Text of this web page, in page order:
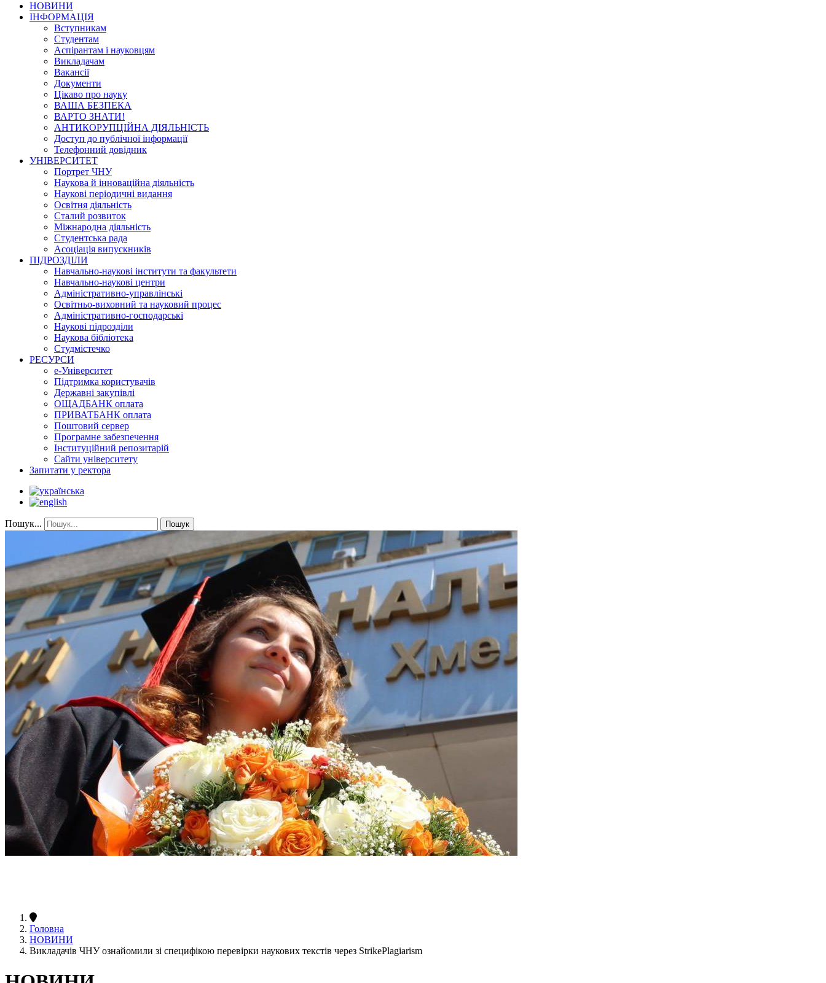
НОВИНИ
ІНФОРМАЦІЯ
Вступникам
Студентам
Аспірантам і науковцям
Викладачам
Вакансії
Документи
Цікаво про науку
ВАША БЕЗПЕКА
ВАРТО ЗНАТИ!
АНТИКОРУПЦІЙНА ДІЯЛЬНІСТЬ
Доступ до публічної інформації
Телефонний довідник
УНІВЕРСИТЕТ
Портрет ЧНУ
Наукова й інноваційна діяльність
Наукові періодичні видання
Освітня діяльність
Сталий розвиток
Міжнародна діяльність
Студентська рада
Асоціація випускників
ПІДРОЗДІЛИ
Навчально-наукові інститути та факультети
Навчально-наукові центри
Адміністративно-управлінські
Освітньо-виховний та науковий процес
Адміністративно-господарські
Наукові підрозділи
Наукова бібліотека
Студмістечко
РЕСУРСИ
е-Університет
Підтримка користувачів
Державні закупівлі
ОЩАДБАНК оплата
ПРИВАТБАНК оплата
Поштовий сервер
Програмне забезпечення
Інституційний репозитарій
Сайти університету
Запитати у ректора
Пошук... Пошук
Головна
НОВИНИ
Викладачів ЧНУ ознайомили зі специфікою перевірки наукових текстів через StrikePlagiarism